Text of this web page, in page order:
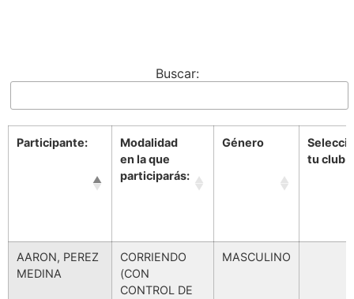
Buscar:
Participante:
Modalidad
en la que
participarás:
Género
tu club
Participante:
Modalidad
en la que
participarás:
Género
AARON, PEREZ
MEDINA
CORRIENDO
(CON
CONTROL DE
MASCULINO